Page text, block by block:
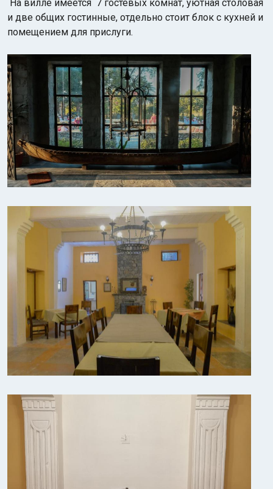
На вилле имеется 7 гостевых комнат, уютная столовая
и две общих гостинные, отдельно стоит блок с кухней и
помещением для прислуги.